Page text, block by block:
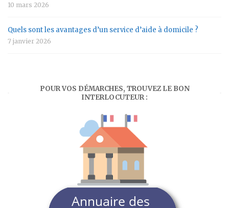
10 mars 2026
Quels sont les avantages d’un service d’aide à domicile ?
7 janvier 2026
POUR VOS DÉMARCHES, TROUVEZ LE BON
INTERLOCUTEUR :